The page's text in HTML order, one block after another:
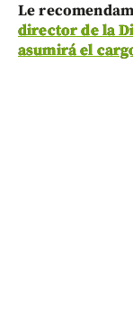
Le
director de la
asumirá el